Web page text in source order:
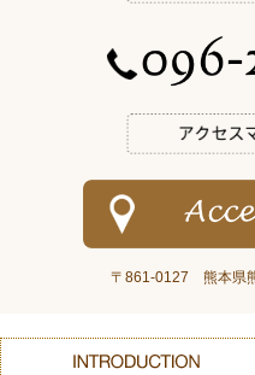
〒861-0127 熊本県